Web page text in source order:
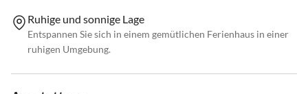
Ruhige und sonnige Lage
Entspannen Sie sich in einem gemütlichen Ferienhaus in einer
ruhigen Umgebung.